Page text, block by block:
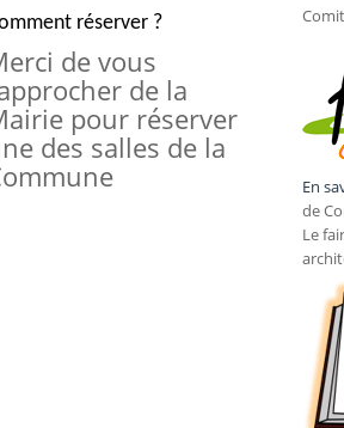
réserver ?
de vous
de la
pour réserver
des salles de la
En
de
Le